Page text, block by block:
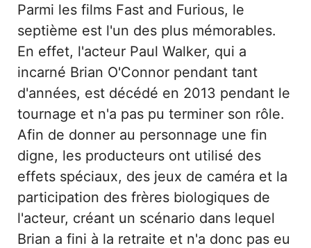
Parmi les films Fast and Furious, le
septième est l'un des plus mémorables.
En effet, l'acteur Paul Walker, qui a
incarné Brian O'Connor pendant tant
d'années, est décédé en 2013 pendant le
tournage et n'a pas pu terminer son rôle.
Afin de donner au personnage une fin
digne, les producteurs ont utilisé des
effets spéciaux, des jeux de caméra et la
participation des frères biologiques de
l'acteur, créant un scénario dans lequel
Brian a fini à la retraite et n'a donc pas eu